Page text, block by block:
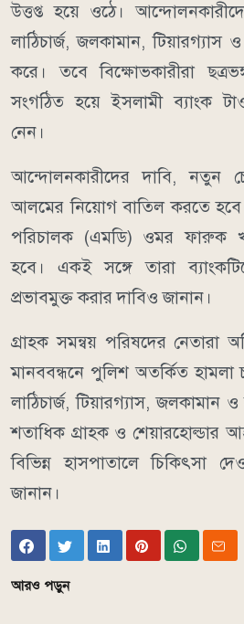
উত্তপ্ত হয়ে ওঠে।
লাঠিচার্জ, জলকামান, টিয়ারগ্যাস
করে। তবে বিক্ষোভকারীরা
সংগঠিত হয়ে ইসলামী ব্যাংক
নেন।
আন্দোলনকারীদের দাবি, নতুন
আলমের নিয়োগ বাতিল করতে হবে
পরিচালক (এমডি) ওমর ফারুক
হবে। একই সঙ্গে তারা
প্রভাবমুক্ত করার দাবিও জানান।
গ্রাহক সমন্বয় পরিষদের নেতারা
মানববন্ধনে পুলিশ অতর্কিত হামলা
লাঠিচার্জ, টিয়ারগ্যাস, জলকামান
শতাধিক গ্রাহক ও
বিভিন্ন হাসপাতালে চিকিৎসা
জানান।
আরও পড়ুন